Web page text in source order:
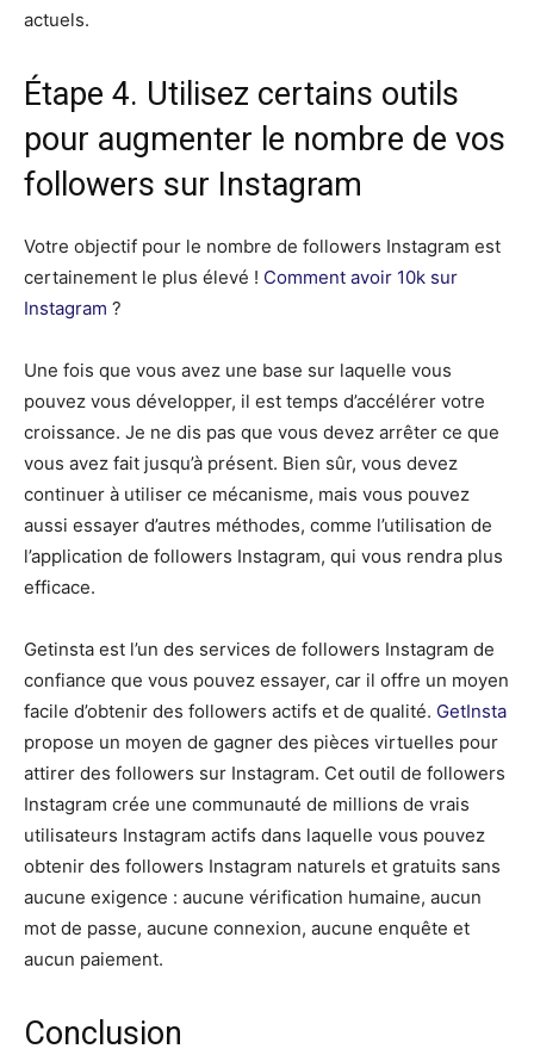
actuels.
Étape 4. Utilisez certains outils
pour augmenter le nombre de vos
followers sur Instagram
Votre objectif pour le nombre de followers Instagram est
certainement le plus élevé ! Comment avoir 10k sur
Instagram ?
Une fois que vous avez une base sur laquelle vous
pouvez vous développer, il est temps d’accélérer votre
croissance. Je ne dis pas que vous devez arrêter ce que
vous avez fait jusqu’à présent. Bien sûr, vous devez
continuer à utiliser ce mécanisme, mais vous pouvez
aussi essayer d’autres méthodes, comme l’utilisation de
l’application de followers Instagram, qui vous rendra plus
efficace.
Getinsta est l’un des services de followers Instagram de
confiance que vous pouvez essayer, car il offre un moyen
facile d’obtenir des followers actifs et de qualité. GetInsta
propose un moyen de gagner des pièces virtuelles pour
attirer des followers sur Instagram. Cet outil de followers
Instagram crée une communauté de millions de vrais
utilisateurs Instagram actifs dans laquelle vous pouvez
obtenir des followers Instagram naturels et gratuits sans
aucune exigence : aucune vérification humaine, aucun
mot de passe, aucune connexion, aucune enquête et
aucun paiement.
Conclusion